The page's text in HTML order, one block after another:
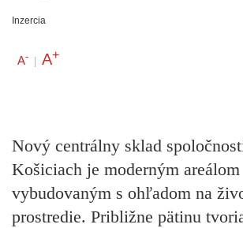
Inzercia
A- | A+
Nový centrálny sklad
Košiciach je moderným areálom
vybudovaným s ohľadom na
prostredie. Približne pätinu